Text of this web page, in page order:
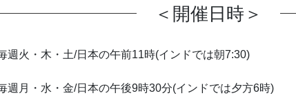
＜開催日時＞
週火・木・土/日本の午前11時(インドでは朝7:30)
週月・水・金/日本の午後9時30分(インドでは夕方6時)